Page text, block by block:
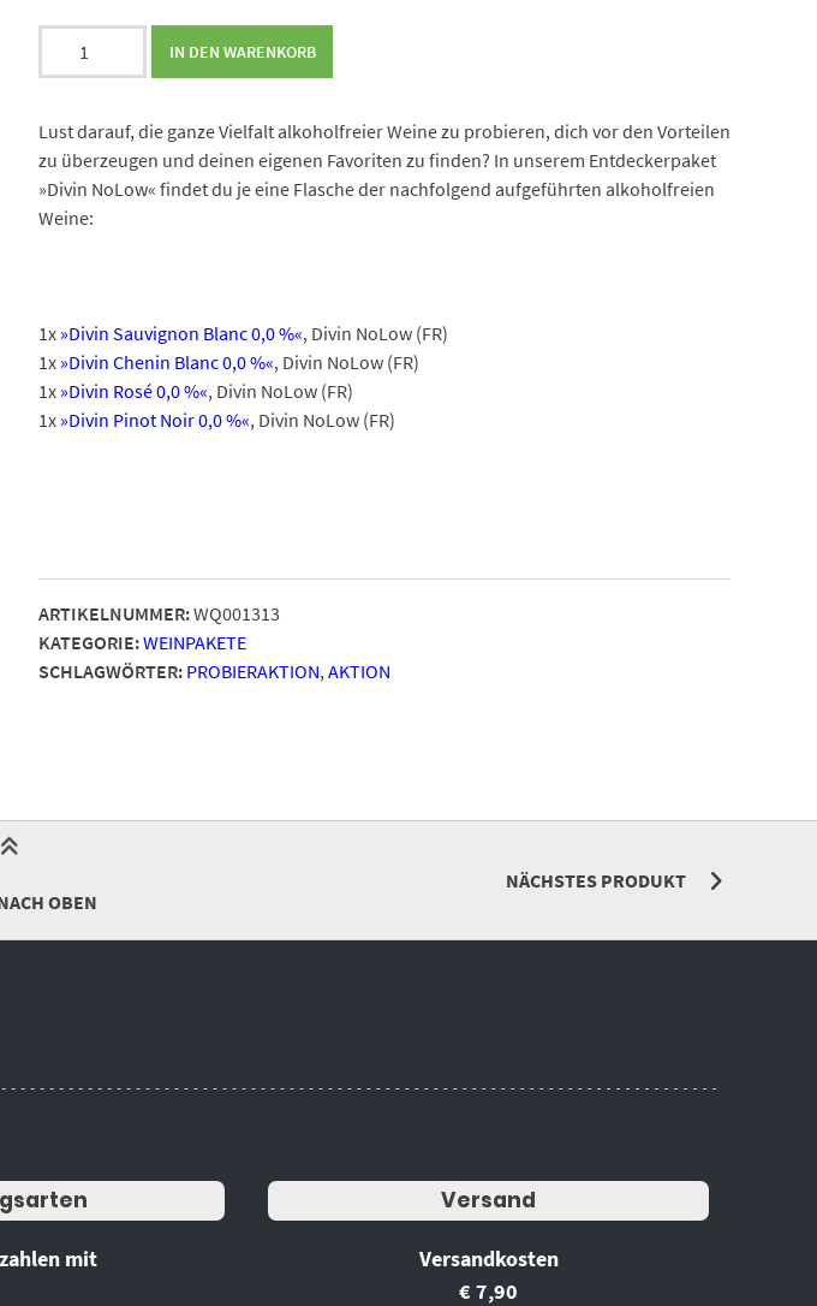
39,80 €
Entdeckerpaket
Alkoholfreie
Weine
Menge
IN DEN WARENKORB
Lust darauf, die ganze Vielfalt alkoholfreier Weine zu probieren, dich vor den Vorteilen
zu überzeugen und deinen eigenen Favoriten zu finden? In unserem Entdeckerpaket
»Divin NoLow« findet du je eine Flasche der nachfolgend aufgeführten alkoholfreien
Weine:
1x »Divin Sauvignon Blanc 0,0 %«, Divin NoLow (FR)
1x »Divin Chenin Blanc 0,0 %«, Divin NoLow (FR)
1x »Divin Rosé 0,0 %«, Divin NoLow (FR)
1x »Divin Pinot Noir 0,0 %«, Divin NoLow (FR)
ARTIKELNUMMER:WQ001313
KATEGORIE:WEINPAKETE
SCHLAGWÖRTER: PROBIERAKTION,AKTION
NÄCHSTES PRODUKT
OBEN
mit
Versand
Versandkosten
€ 7,90